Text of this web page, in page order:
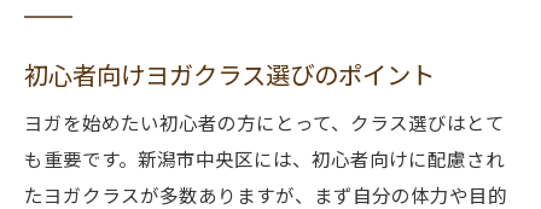
初心者向けヨガクラス選びのポイント
ヨガを始めたい初心者の方にとって、クラス選びはとて
も重要です。新潟市中央区には、初心者向けに配慮され
たヨガクラスが多数ありますが、まず自分の体力や目的